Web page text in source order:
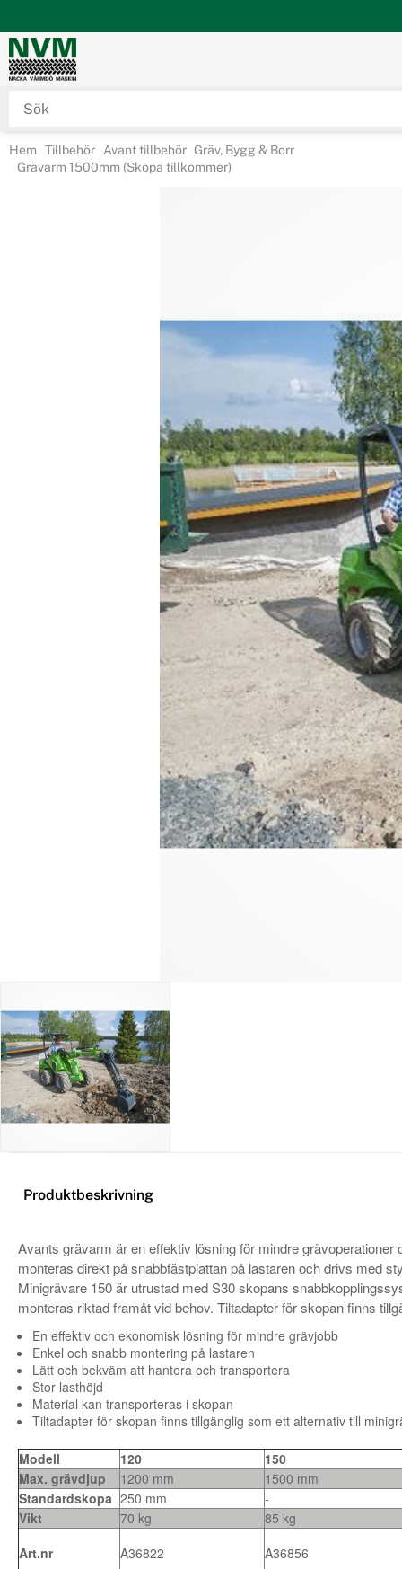
Hem Tillbehör Avant tillbehör Gräv, Bygg & Borr
Grävarm 1500mm (Skopa tillkommer)
Produktbeskrivning
Avants grävarm är en effektiv lösning för mindre
monteras direkt på snabbfästplattan på lastaren och drivs med
Minigrävare 150 är utrustad med S30 skopans
monteras riktad framåt vid behov. Tiltadapter för skopan finns
En effektiv och ekonomisk lösning för mindre grävjobb
Enkel och snabb montering på lastaren
Lätt och bekväm att hantera och transportera
Stor lasthöjd
Material kan transporteras i skopan
Tiltadapter för skopan finns tillgänglig som ett alternativ till
Modell 120
150
Max. grävdjup
1200 mm
1500 mm
Standardskopa 250 mm
-
Vikt
70 kg
85 kg
Art.nr
A36822 A36856